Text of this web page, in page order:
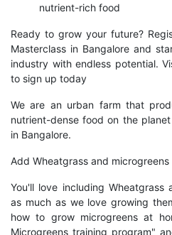
nutrient-rich food
Ready to grow your future?
Masterclass in Bangalore and
industry with endless potential.
to sign up today
We are an urban farm that
nutrient-dense food on the
in Bangalore.
Add Wheatgrass and
You'll love including
as much as we love growing
how to grow microgreens at
Microgreens training program"